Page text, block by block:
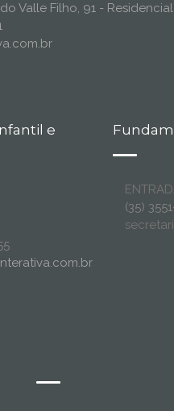
Valle Filho, 91 -
e
(35)